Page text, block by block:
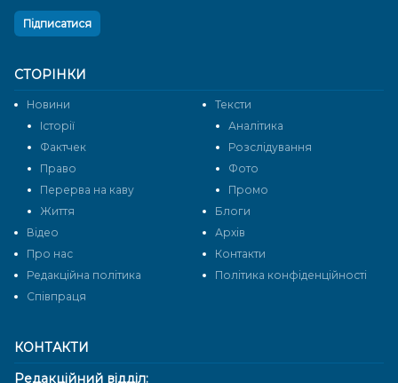
КОНТАКТИ
Редакційний відділ:
СТОРІНКИ
Новини
Тексти
Історії
Аналітика
Фактчек
Розслідування
Право
Фото
Перерва на каву
Промо
Життя
Блоги
Відео
Архів
Про нас
Контакти
Редакційна політика
Політика конфіденційності
Cпівпраця
Підписатися